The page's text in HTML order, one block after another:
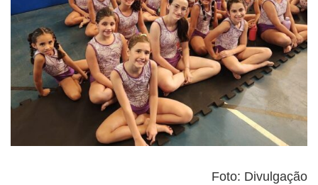
Foto: Divulgação